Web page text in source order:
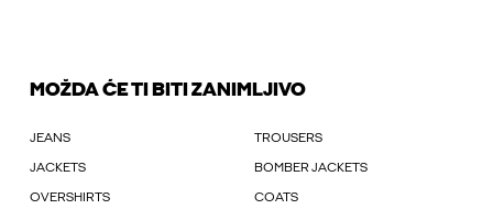
MOŽDA ĆE TI BITI ZANIMLJIVO
JEANS TROUSERS
JACKETS BOMBER JACKETS
OVERSHIRTS COATS